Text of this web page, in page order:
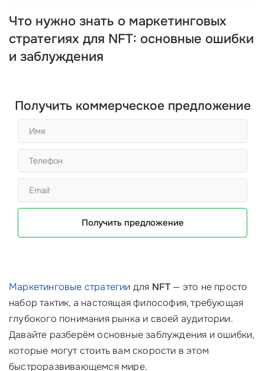
Что нужно знать о маркетинговых
стратегиях для NFT: основные ошибки
и заблуждения
Получить коммерческое предложение
Получить предложение
Маркетинговые стратегии для NFT — это не просто
набор тактик, а настоящая философия, требующая
глубокого понимания рынка и своей аудитории.
Давайте разберём основные заблуждения и ошибки,
которые могут стоить вам скорости в этом
быстроразвивающемся мире.